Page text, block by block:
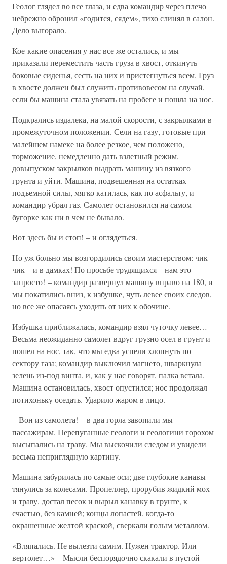
Геолог глядел во все глаза, и едва командир через плечо
небрежно обронил «годится, сядем», тихо слинял в салон.
Дело выгорало.
Кое-какие опасения у нас все же остались, и мы
приказали переместить часть груза в хвост, откинуть
боковые сиденья, сесть на них и пристегнуться всем. Груз
в хвосте должен был служить противовесом на случай,
если бы машина стала увязать на пробеге и пошла на нос.
Подкрались издалека, на малой скорости, с закрылками в
промежуточном положении. Сели на газу, готовые при
малейшем намеке на более резкое, чем положено,
торможение, немедленно дать взлетный режим,
довыпуском закрылков выдрать машину из вязкого
грунта и уйти. Машина, подвешенная на остатках
подъемной силы, мягко катилась, как по асфальту, и
командир убрал газ. Самолет остановился на самом
бугорке как ни в чем не бывало.
Вот здесь бы и стоп! – и оглядеться.
Но уж больно мы возгордились своим мастерством: чик-
чик – и в дамках! По просьбе трудящихся – нам это
запросто! – командир развернул машину вправо на 180, и
мы покатились вниз, к избушке, чуть левее своих следов,
но все же опасаясь уходить от них к обочине.
Избушка приближалась, командир взял чуточку левее…
Весьма неожиданно самолет вдруг грузно осел в грунт и
пошел на нос, так, что мы едва успели хлопнуть по
сектору газа; командир выключил магнето, шваркнула
зелень из-под винта, и, как у нас говорят, палка встала.
Машина остановилась, хвост опустился; нос продолжал
потихоньку оседать. Ударило жаром в лицо.
– Вон из самолета! – в два горла завопили мы
пассажирам. Перепуганные геологи и геологини горохом
высыпались на траву. Мы выскочили следом и увидели
весьма неприглядную картину.
Машина забурилась по самые оси; две глубокие канавы
тянулись за колесами. Пропеллер, прорубив жидкий мох
и траву, достал песок и вырыл канавку в грунте, к
счастью, без камней; концы лопастей, когда-то
окрашенные желтой краской, сверкали голым металлом.
«Вляпались. Не вылезти самим. Нужен трактор. Или
вертолет…» – Мысли беспорядочно скакали в пустой